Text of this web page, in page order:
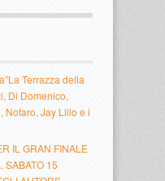
Terrazza della
Di Domenico,
Notaro, Jay Lillo e i
IL GRAN FINALE
SABATO 15